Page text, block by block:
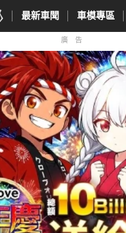
最新車聞 車模專區
廣告